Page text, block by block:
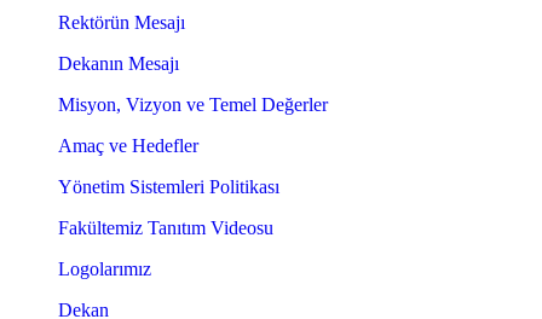
Rektörün Mesajı
Dekanın Mesajı
Misyon, Vizyon ve Temel Değerler
Amaç ve Hedefler
Yönetim Sistemleri Politikası
Fakültemiz Tanıtım Videosu
Logolarımız
Dekan